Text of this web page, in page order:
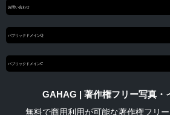
お問い合わせ
パブリックドメインQ
パブリックドメインC
GAHAG | 著作権フリー写真・
無料で商用利用が可能な著作権フリ